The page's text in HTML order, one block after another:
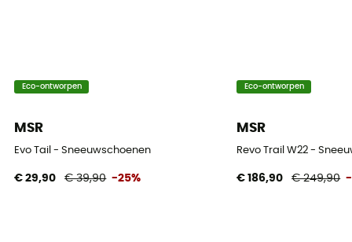
Eco-ontworpen
MSR
Evo Tail - Sneeuwschoenen
€ 29,90 € 39,90 -25%
Eco-ontworpen
MSR
Revo Trail W22 -
€ 186,90 € 249,90 -